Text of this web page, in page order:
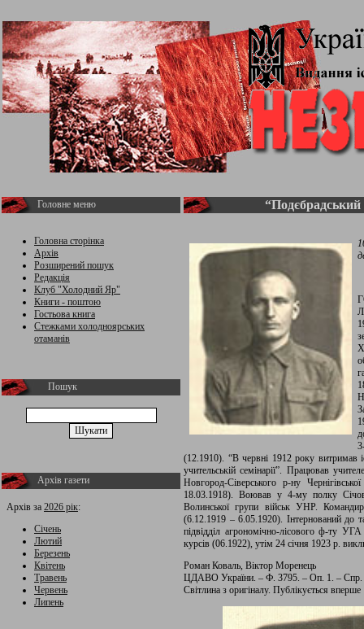
Головне меню
Головна сторінка
Архів
Розширений пошук
Редакція
Клуб "Холодний Яр"
Книги - поштою
Гостьова книга
Стежками холодноярських
отаманів
Пошук
Архів газети
Архів за 2026 рік:
Січень
Лютий
Березень
Квітень
Травень
Червень
Липень
(12.1910). “В червні 1912 року витримав
учительській семінарії”. Працював
Новгород-Сіверського р-ну
18.03.1918). Воював у 4-му полку
Волинської групи військ УНР.
(6.12.1919 – 6.05.1920). Інтернований до
підвідділ агрономічно-лісового ф-ту
курсів (06.1922), утім 24 січня 1923 р.
Роман Коваль, Віктор Моренець
ЦДАВО України. – Ф. 3795. – Оп. 1. – Спр.
Світлина з оригіналу. Публікується вперше